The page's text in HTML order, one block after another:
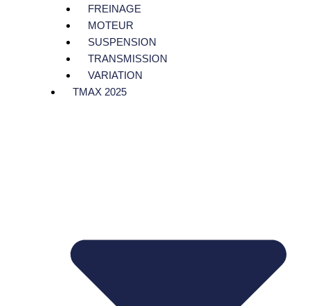
FREINAGE
MOTEUR
SUSPENSION
TRANSMISSION
VARIATION
TMAX 2025